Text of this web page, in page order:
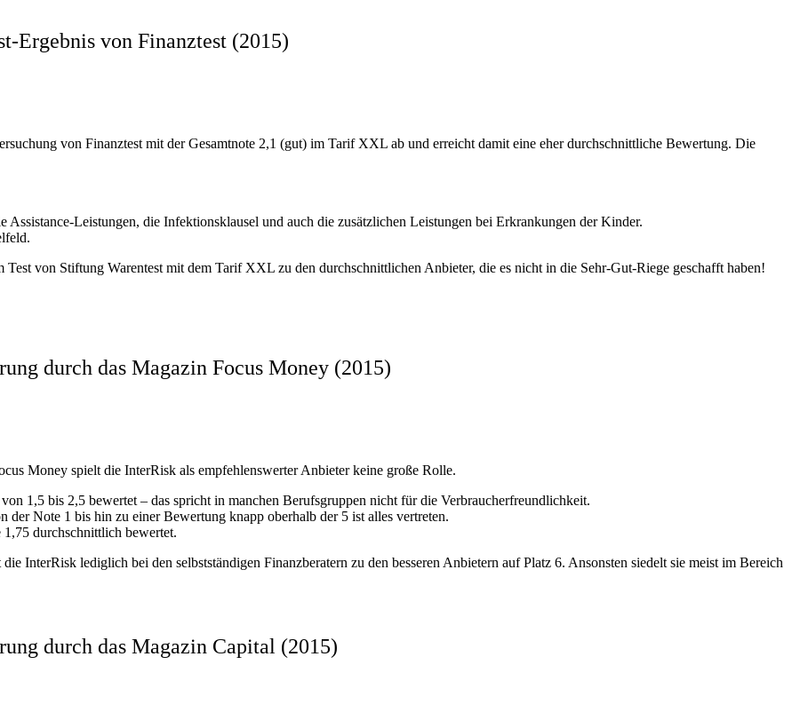
Ergebnis von Finanztest (2015)
von Finanztest mit der Gesamtnote 2,1 (gut) im Tarif XXL ab und erreicht damit eine eher durchschnittliche Bewertung. Die
Leistungen, die Infektionsklausel und auch die zusätzlichen Leistungen bei Erkrankungen der Kinder.
von Stiftung Warentest mit dem Tarif XXL zu den durchschnittlichen Anbieter, die es nicht in die Sehr-Gut-Riege geschafft haben!
durch das Magazin Focus Money (2015)
Money spielt die InterRisk als empfehlenswerter Anbieter keine große Rolle.
1,5 bis 2,5 bewertet – das spricht in manchen Berufsgruppen nicht für die Verbraucherfreundlichkeit.
Note 1 bis hin zu einer Bewertung knapp oberhalb der 5 ist alles vertreten.
durchschnittlich bewertet.
InterRisk lediglich bei den selbstständigen Finanzberatern zu den besseren Anbietern auf Platz 6. Ansonsten siedelt sie meist im Bereich
durch das Magazin Capital (2015)